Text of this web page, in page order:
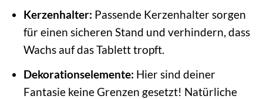
Kerzenhalter: Passende Kerzenhalter sorgen
für einen sicheren Stand und verhindern, dass
Wachs auf das Tablett tropft.
Dekorationselemente: Hier sind deiner
Fantasie keine Grenzen gesetzt! Natürliche